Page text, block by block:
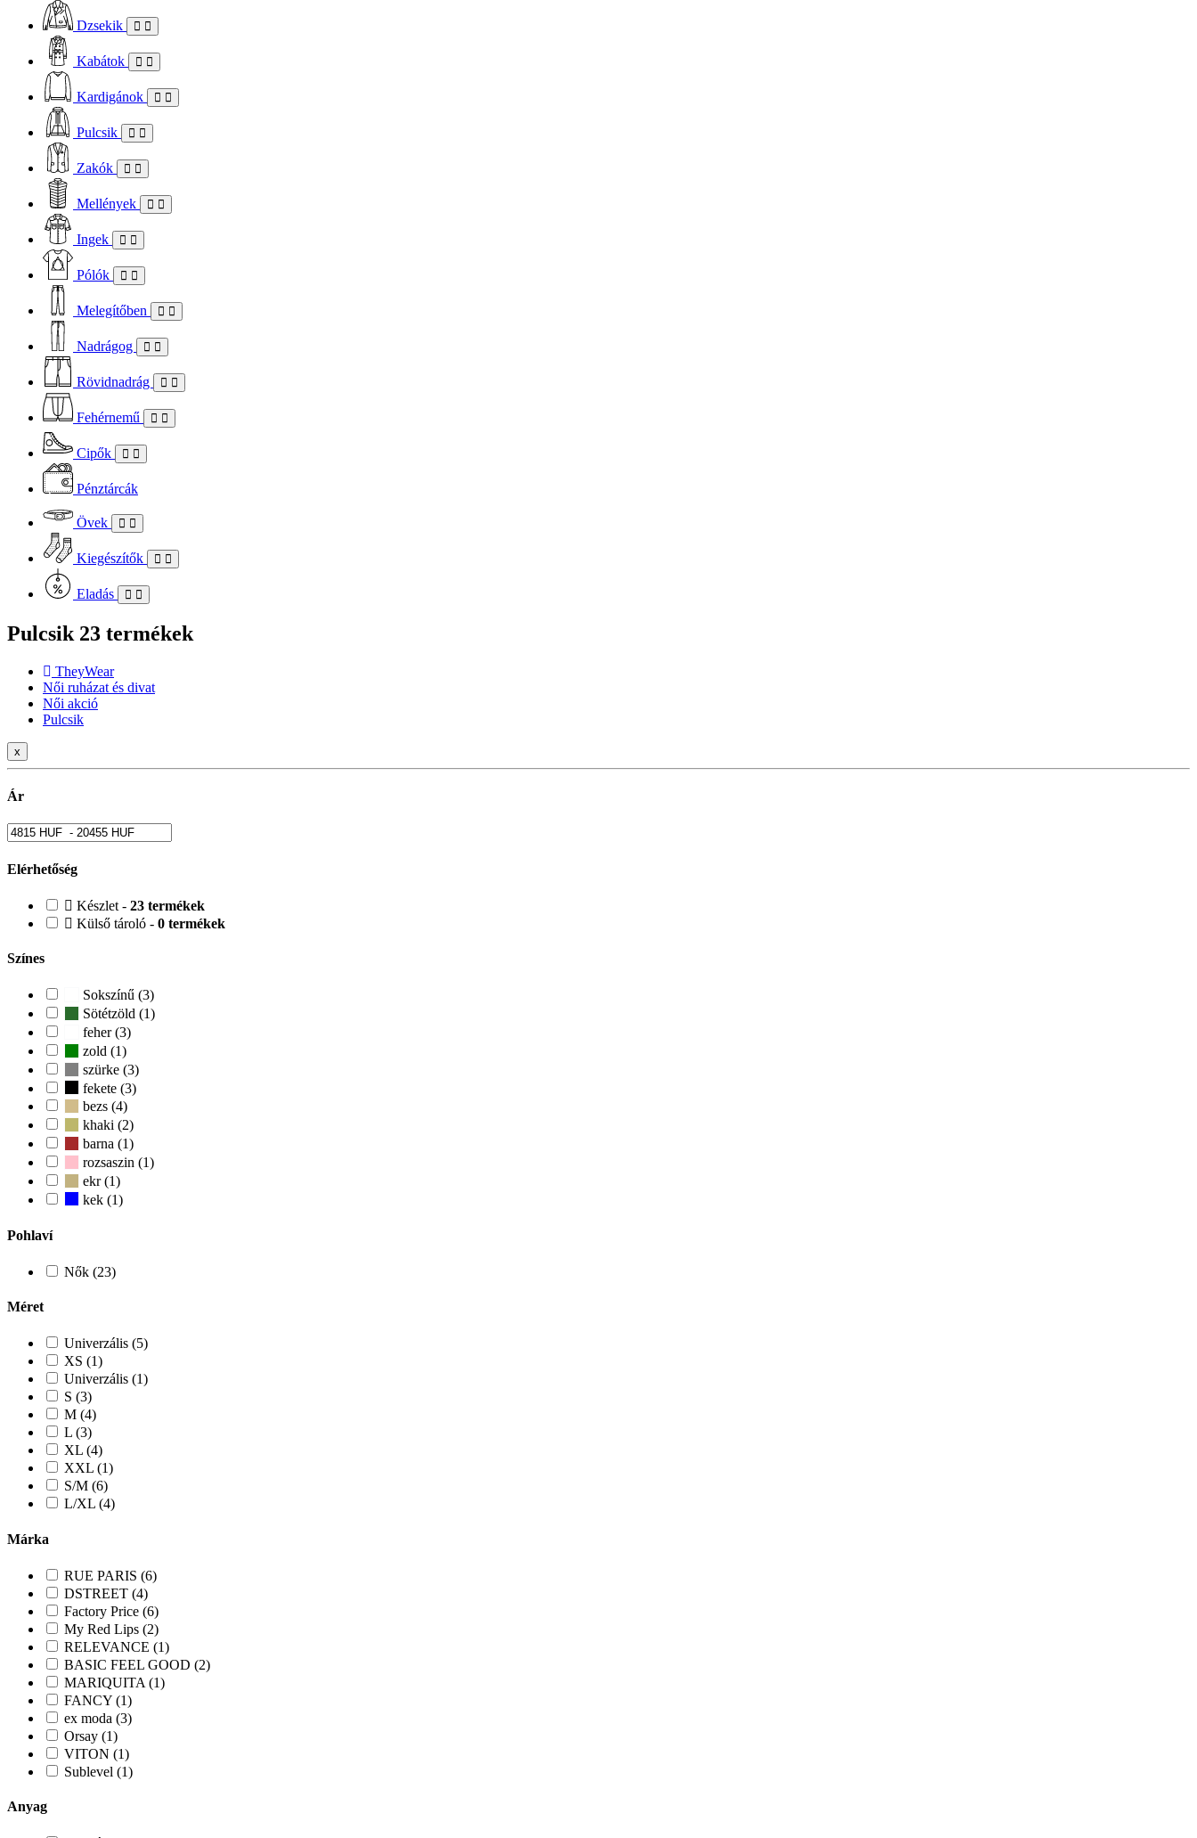
Dzsekik
Kabátok
Kardigánok
Pulcsik
Zakók
Mellények
Ingek
Pólók
Melegítőben
Nadrágog
Rövidnadrág
Fehérnemű
Cipők
Pénztárcák
Övek
Kiegészítők
Eladás
Pulcsik 23 termékek
TheyWear
Női ruházat és divat
Női akció
Pulcsik
x
Ár
Elérhetőség
Készlet - 23 termékek
Külső tároló - 0 termékek
Színes
Sokszínű (3)
Sötétzöld (1)
feher (3)
zold (1)
szürke (3)
fekete (3)
bezs (4)
khaki (2)
barna (1)
rozsaszin (1)
ekr (1)
kek (1)
Pohlaví
Nők (23)
Méret
Univerzális (5)
XS (1)
Univerzális (1)
S (3)
M (4)
L (3)
XL (4)
XXL (1)
S/M (6)
L/XL (4)
Márka
RUE PARIS (6)
DSTREET (4)
Factory Price (6)
My Red Lips (2)
RELEVANCE (1)
BASIC FEEL GOOD (2)
MARIQUITA (1)
FANCY (1)
ex moda (3)
Orsay (1)
VITON (1)
Sublevel (1)
Anyag